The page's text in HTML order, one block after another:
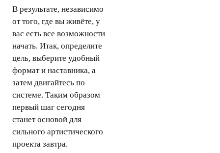
В результате, независимо
от того, где вы живёте, у
вас есть все возможности
начать. Итак, определите
цель, выберите удобный
формат и наставника, а
затем двигайтесь по
системе. Таким образом
первый шаг сегодня
станет основой для
сильного артистического
проекта завтра.